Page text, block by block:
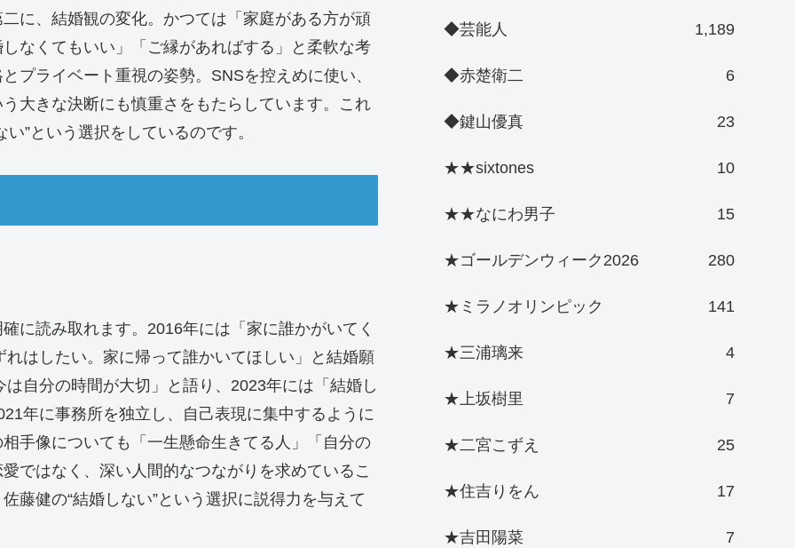
に、結婚観の変化。かつては「家庭がある方が頑
なくてもいい」「ご縁があればする」と柔軟な考
プライベート重視の姿勢。SNSを控えめに使い、
大きな決断にも慎重さをもたらしています。これ
”という選択をしているのです。
に読み取れます。2016年には「家に誰かがいてく
はしたい。家に帰って誰かいてほしい」と結婚願
自分の時間が大切」と語り、2023年には「結婚し
年に事務所を独立し、自己表現に集中するように
手像についても「一生懸命生きてる人」「自分の
ではなく、深い人間的なつながりを求めているこ
藤健の“結婚しない”という選択に説得力を与えて
◆芸能人 1,189
◆赤楚衛二 6
◆鍵山優真 23
★★sixtones 10
★★なにわ男子 15
★ゴールデンウィーク2026 280
★ミラノオリンピック 141
★三浦璃来 4
★上坂樹里 7
★二宮こずえ 25
★住吉りをん 17
★吉田陽菜 7